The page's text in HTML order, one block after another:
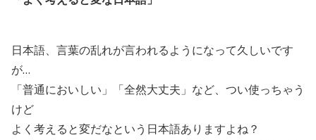
日本語、言葉の乱れが言われるようになって久しいです
が…
「普通においしい」「全然大丈夫」など、つい使っちゃう
けど
よく考えると変だなという日本語ありますよね？